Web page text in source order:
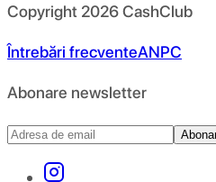
Copyright 2026CashClub
Întrebări frecventeANPC
Abonare newsletter